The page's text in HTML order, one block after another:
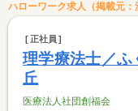
ハローワーク求人（掲載元：
正社員
理学療法士／
丘
医療法人社団創福会